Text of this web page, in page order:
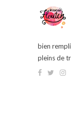
bien
pleins de